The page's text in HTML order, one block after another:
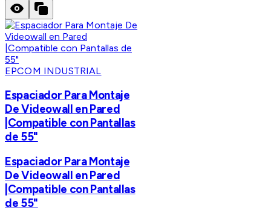
EPCOM INDUSTRIAL
Espaciador Para Montaje
De Videowall en Pared
|Compatible con Pantallas
de 55"
Espaciador Para Montaje
De Videowall en Pared
|Compatible con Pantallas
de 55"